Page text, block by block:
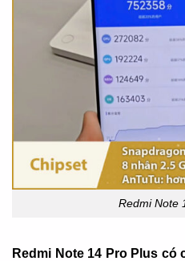
Redmi Note
Redmi Note 14 Pro Plus có